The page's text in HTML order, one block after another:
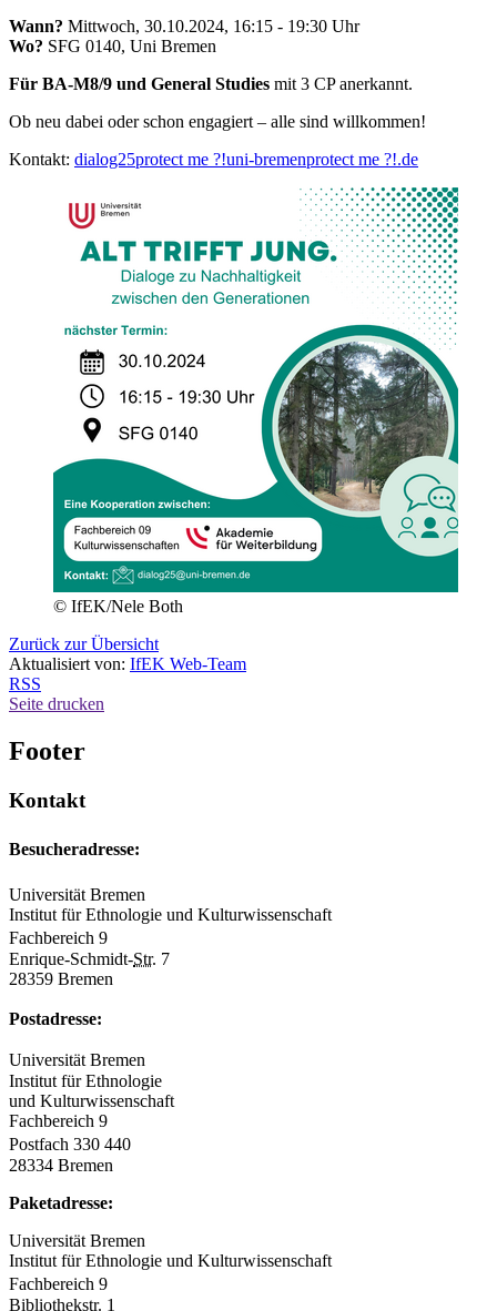
Wann? Mittwoch, 30.10.2024, 16:15 - 19:30 Uhr
Wo? SFG 0140, Uni Bremen
Für BA-M8/9 und General Studies mit 3 CP anerkannt.
Ob neu dabei oder schon engagiert – alle sind willkommen!
Kontakt: dialog25protect me ?!uni-bremenprotect me ?!.de
© IfEK/Nele Both
Zurück zur Übersicht
Aktualisiert von: IfEK Web-Team
RSS
Seite drucken
Footer
Kontakt
Besucheradresse:
Universität Bremen
Institut für Ethnologie und Kulturwissenschaft
Fachbereich 9
Enrique-Schmidt-Str. 7
28359 Bremen
Postadresse:
Universität Bremen
Institut für Ethnologie
und Kulturwissenschaft
Fachbereich 9
Postfach 330 440
28334 Bremen
Paketadresse:
Universität Bremen
Institut für Ethnologie und Kulturwissenschaft
Fachbereich 9
Bibliothekstr. 1